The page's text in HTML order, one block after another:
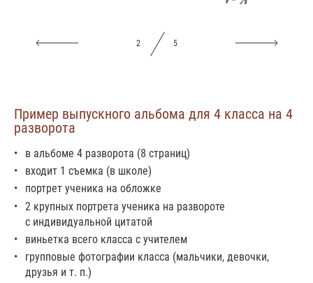
Пример выпускного альбома для 4 класса на 4
разворота
в альбоме 4 разворота (8 страниц)
входит 1 съемка (в школе)
портрет ученика на обложке
2 крупных портрета ученика на развороте
с индивидуальной цитатой
виньетка всего класса с учителем
групповые фотографии класса (мальчики, девочки,
друзья и т. п.)
2 5